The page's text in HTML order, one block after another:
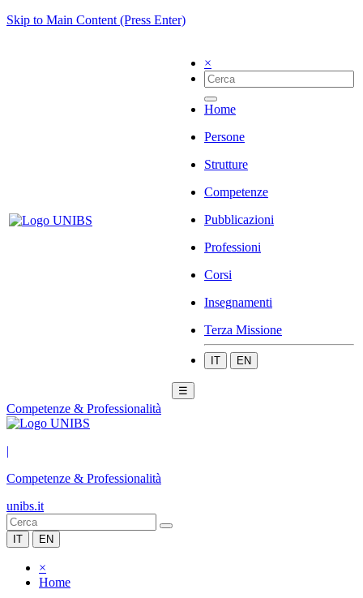
Skip to Main Content (Press Enter)
×
Home
Persone
Strutture
Competenze
Pubblicazioni
Professioni
Corsi
Insegnamenti
Terza Missione
IT EN
☰
Competenze & Professionalità
|
Competenze & Professionalità
unibs.it
IT EN
×
Home